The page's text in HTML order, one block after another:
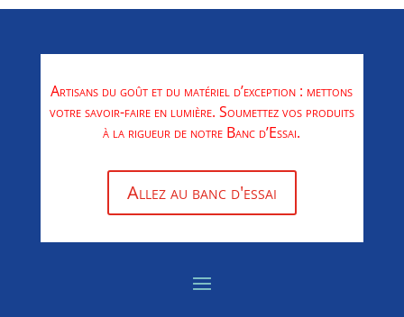
Artisans du goût et du matériel d’exception : mettons
votre savoir-faire en lumière. Soumettez vos produits
à la rigueur de notre Banc d’Essai.
Allez au banc d'essai